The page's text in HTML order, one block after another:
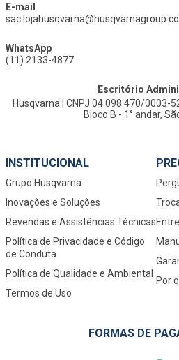
E-mail
WhatsApp
(11) 2133-4877
Escritório
Husqvarna | CNPJ 04.098.470/0003-
Bloco B - 1° andar,
INSTITUCIONAL
Grupo Husqvarna
Inovações e Soluções
Revendas e Assistências Técnicas
Política de Privacidade e Código
de Conduta
Política de Qualidade e Ambiental
Termos de Uso
Por
FORMAS DE